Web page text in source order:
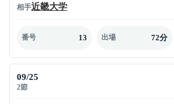
相手近畿大学
番号 13 出場 72分
09/25
2節